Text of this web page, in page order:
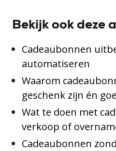
Bekijk ook deze
Cadeaubonnen
automatiseren
Waarom
geschenk zijn én
Wat te doen met
verkoop of
Cadeaubonnen